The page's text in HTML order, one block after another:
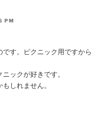
PM
す。ピクニック用ですから
ックが好きです。
しれません。